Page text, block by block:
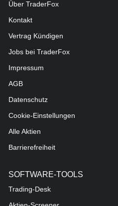
Über TraderFox
Kontakt
Vertrag Kündigen
Jobs bei TraderFox
Impressum
AGB
Datenschutz
Cookie-Einstellungen
Alle Aktien
Barrierefreiheit
SOFTWARE-TOOLS
Trading-Desk